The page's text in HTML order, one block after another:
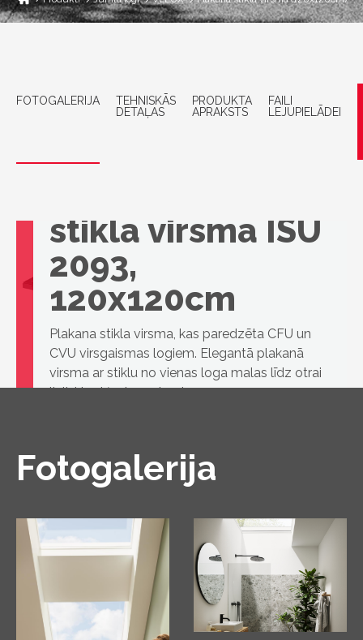
FOTOGALERIJA
TEHNISKĀS
DETAĻAS
PRODUKTA
APRAKSTS
FAILI
LEJUPIELĀDEI
stikla virsma ISU
2093,
120x120cm
Plakana stikla virsma, kas paredzēta CFU un
CVU virsgaismas logiem. Elegantā plakanā
virsma ar stiklu no vienas loga malas līdz otrai
lieliski sakļaujas ar jumtu
Fotogalerija